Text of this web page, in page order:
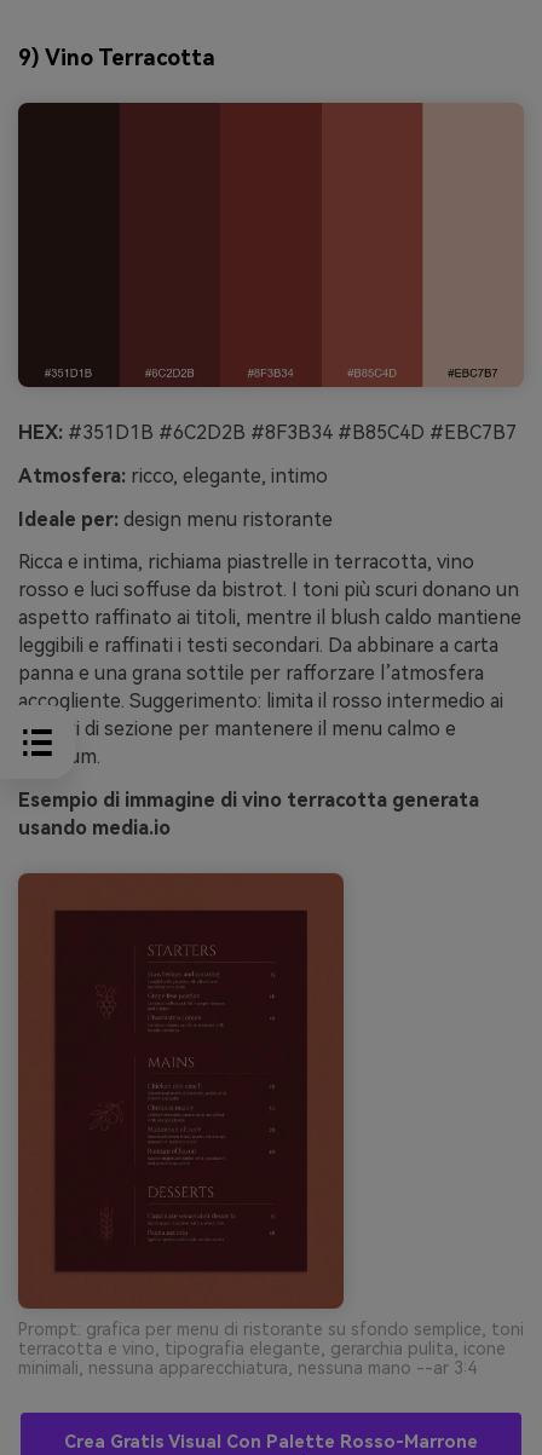
9) Vino Terracotta
HEX: #351D1B #6C2D2B #8F3B34 #B85C4D #EBC7B7
Atmosfera: ricco, elegante, intimo
Ideale per: design menu ristorante
Ricca e intima, richiama piastrelle in terracotta, vino
rosso e luci soffuse da bistrot. I toni più scuri donano un
aspetto raffinato ai titoli, mentre il blush caldo mantiene
leggibili e raffinati i testi secondari. Da abbinare a carta
panna e una grana sottile per rafforzare l’atmosfera
accogliente. Suggerimento: limita il rosso intermedio ai
divisori di sezione per mantenere il menu calmo e
premium.
Esempio di immagine di vino terracotta generata
usando media.io
Prompt: grafica per menu di ristorante su sfondo semplice, toni
terracotta e vino, tipografia elegante, gerarchia pulita, icone
minimali, nessuna apparecchiatura, nessuna mano --ar 3:4
Crea Gratis Visual Con Palette Rosso-Marrone